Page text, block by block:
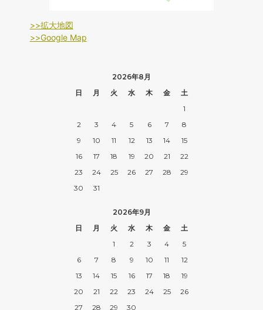
>>拡大地図
>>Google Map
2026年8月
日
月 火 水 木 金
土
1
2
3 4 5 6 7
8
9
10 11 12 13 14
15
16
17 18 19 20 21
22
23
24 25 26 27 28
29
30
31
2026年9月
日
月 火 水 木 金
土
1
2 3 4
5
6
7 8 9 10 11
12
13
14 15 16 17 18
19
20
21 22 23 24 25
26
27
28 29 30